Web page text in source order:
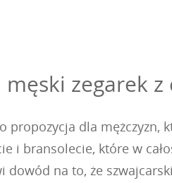
zegarek
propozycja dla
i bransolecie, które w
dowód na to, że